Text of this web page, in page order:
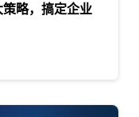
略，搞定企业